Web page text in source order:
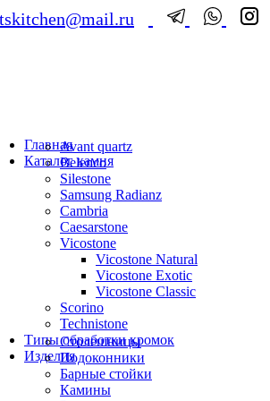
Главная
Каталог камня
Avant quartz
Belenco
Silestone
Samsung Radianz
Сambria
Сaesarstone
Vicostone
Vicostone Natural
Vicostone Exotic
Vicostone Classic
Scorino
Technistone
Типы обработки кромок
Изделия
Столешницы
Подоконники
Барные стойки
Камины